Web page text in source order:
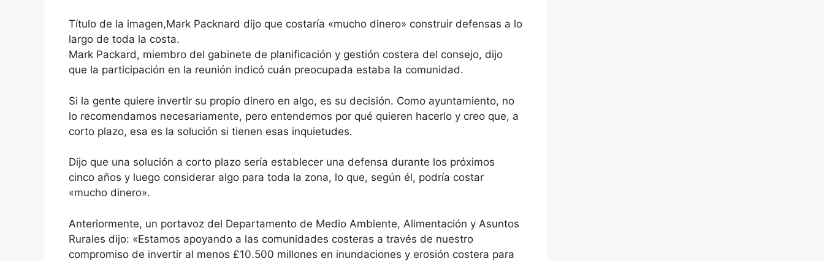
Título de la imagen,Mark Packnard dijo que costaría «mucho dinero» construir defensas a lo
largo de toda la costa.
Mark Packard, miembro del gabinete de planificación y gestión costera del consejo, dijo
que la participación en la reunión indicó cuán preocupada estaba la comunidad.
Si la gente quiere invertir su propio dinero en algo, es su decisión. Como ayuntamiento, no
lo recomendamos necesariamente, pero entendemos por qué quieren hacerlo y creo que, a
corto plazo, esa es la solución si tienen esas inquietudes.
Dijo que una solución a corto plazo sería establecer una defensa durante los próximos
cinco años y luego considerar algo para toda la zona, lo que, según él, podría costar
«mucho dinero».
Anteriormente, un portavoz del Departamento de Medio Ambiente, Alimentación y Asuntos
Rurales dijo: «Estamos apoyando a las comunidades costeras a través de nuestro
compromiso de invertir al menos £10.500 millones en inundaciones y erosión costera para